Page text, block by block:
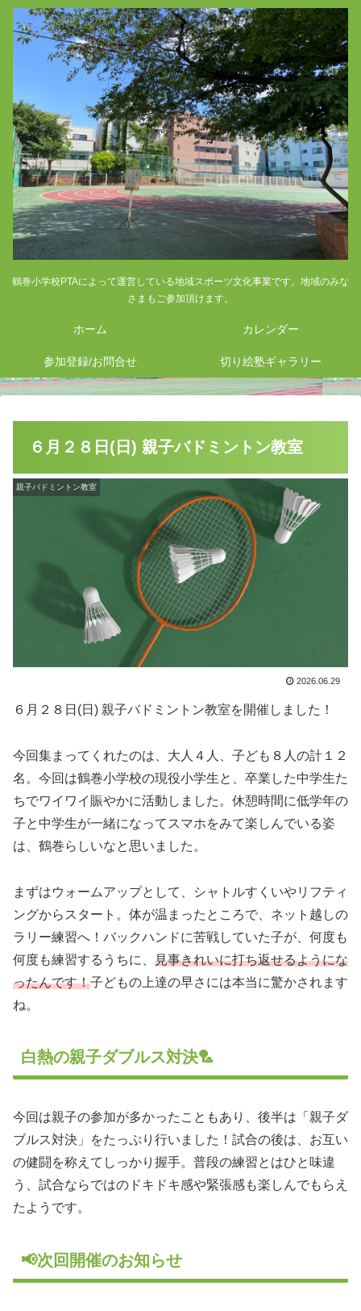
鶴巻小学校PTAによって運営している地域スポーツ文化事業です。地域のみな
さまもご参加頂けます。
ホーム カレンダー
参加登録/お問合せ 切り絵塾ギャラリー
​６月２８日(日) 親子バドミントン教室
親子バドミントン教室
2026.06.29
​６月２８日(日) 親子バドミントン教室を開催しました！
今回集まってくれたのは、大人４人、子ども８人の計１２
名。今回は鶴巻小学校の現役小学生と、卒業した中学生た
ちでワイワイ賑やかに活動しました。​休憩時間に低学年の
子と中学生が一緒になってスマホをみて楽しんでいる姿
は、鶴巻らしいなと思いました。
まずはウォームアップとして、シャトルすくいやリフティ
ングからスタート。体が温まったところで、ネット越しの
ラリー練習へ！​バックハンドに苦戦していた子が、何度も
何度も練習するうちに、 見事きれいに打ち返せるようにな
ったんです！子どもの上達の早さには本当に驚かされます
ね。​
白熱の親子ダブルス対決🏸
今回は親子の参加が多かったこともあり、後半は「親子ダ
ブルス対決」をたっぷり行いました！試合の後は、お互い
の健闘を称えてしっかり握手。普段の練習とはひと味違
う、試合ならではのドキドキ感や緊張感も楽しんでもらえ
たようです。​
📢次回開催のお知らせ